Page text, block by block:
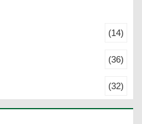
(14)
(36)
(32)